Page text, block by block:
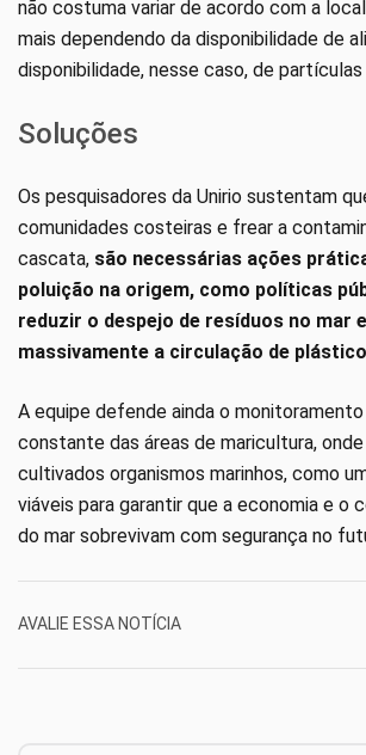
não costuma variar de acordo com a
mais dependendo da disponibilidade de
disponibilidade, nesse caso, de
Soluções
Os pesquisadores da Unirio sustentam
comunidades costeiras e frear a
cascata, são necessárias ações
poluição na origem, como políticas
reduzir o despejo de resíduos no mar
massivamente a circulação de
A equipe defende ainda o
constante das áreas de maricultura,
cultivados organismos marinhos, como
viáveis para garantir que a economia e o
do mar sobrevivam com segurança no
AVALIE ESSA NOTÍCIA